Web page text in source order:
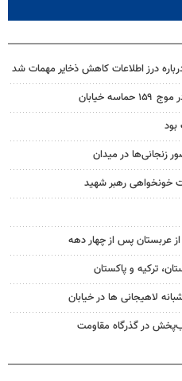
درز اطلاعات کاهش ذخایر مهمات شد
خیابان
زنجانی‌ها در میدان
خونخواهی رهبر شهید
عربستان پس از چهار دهه
ترکیه و پاکستان
لاهیجانی ها در خیابان